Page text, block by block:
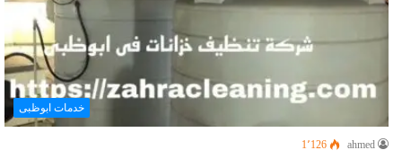
خدمات ابوظبى
ahmed 1٬126